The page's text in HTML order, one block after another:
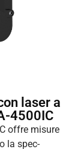
laser a
4500IC
offre misure
la spec-